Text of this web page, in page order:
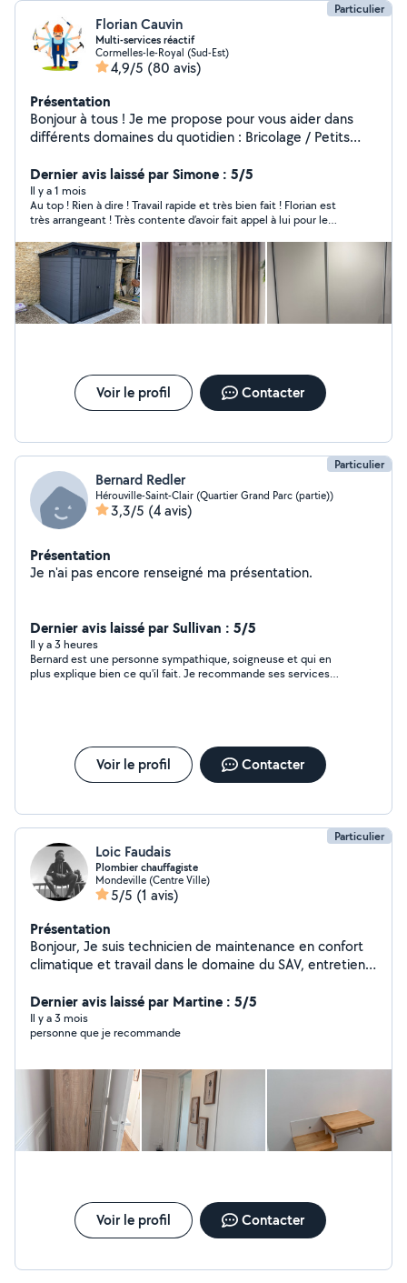
Particulier
Florian Cauvin
Multi-services réactif
Cormelles-le-Royal (Sud-Est)
4,9/5 (80 avis)
Présentation
Bonjour à tous ! Je me propose pour vous aider dans
différents domaines du quotidien : Bricolage / Petits
d'étagères, tringles, luminaires Petites réparations et
entretien de la maison Travaux divers selon vos besoins
Entretien des espaces verts Tonte, débroussaillage,
taille de haies Nettoyage extérieur, ramassage de
feuilles Mise en forme de votre jardin Sérieux, ponctuel
et à l'écoute, je m'adapte à vos demandes pour vous
rendre service rapidement et efficacement. N'hésitez
pas à me contacter, je serai ravi de vous aider.
Dernier avis laissé par Simone : 5/5
Il y a 1 mois
Au top ! Rien à dire ! Travail rapide et très bien fait ! Florian est
très arrangeant ! Très contente d’avoir fait appel à lui pour le
cellier ! 👌🏾 Merci beaucoup
Voir le profil Contacter
Particulier
Bernard Redler
Hérouville-Saint-Clair (Quartier Grand Parc (partie))
3,3/5 (4 avis)
Présentation
Je n'ai pas encore renseigné ma présentation.
Dernier avis laissé par Sullivan : 5/5
Il y a 3 heures
Bernard est une personne sympathique, soigneuse et qui en
plus explique bien ce qu'il fait. Je recommande ses services
Voir le profil Contacter
Particulier
Loic Faudais
Plombier chauffagiste
Mondeville (Centre Ville)
5/5 (1 avis)
Présentation
Bonjour, Je suis technicien de maintenance en confort
climatique et travail dans le domaine du SAV, entretien
pro en maintenance, Je peux être polyvalent sur des
petits bricolages, nettoyages, et aménagement.
N'hésitez pas a me contacter
Dernier avis laissé par Martine : 5/5
Il y a 3 mois
personne que je recommande
Voir le profil Contacter